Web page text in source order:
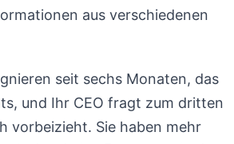
aus verschiedenen
seit sechs Monaten, das
und Ihr CEO fragt zum dritten
vorbeizieht. Sie haben mehr